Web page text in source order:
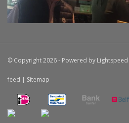
© Copyright 2026 - Powered by Lightspeed
feed | Sitemap